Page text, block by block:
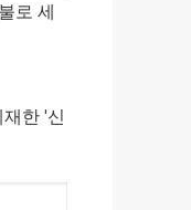
로 세
한 '신